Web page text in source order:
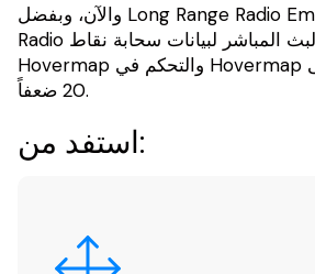
والآن، وبفضل Long Range Radio Emesent Long Range
Radio أصبح من الممكن البث المباشر لبيانات سحابة نقاط
Hovermap والتحكم في Hovermap من مسافة تصل إلى
20 ضعفاً.
استفد من: